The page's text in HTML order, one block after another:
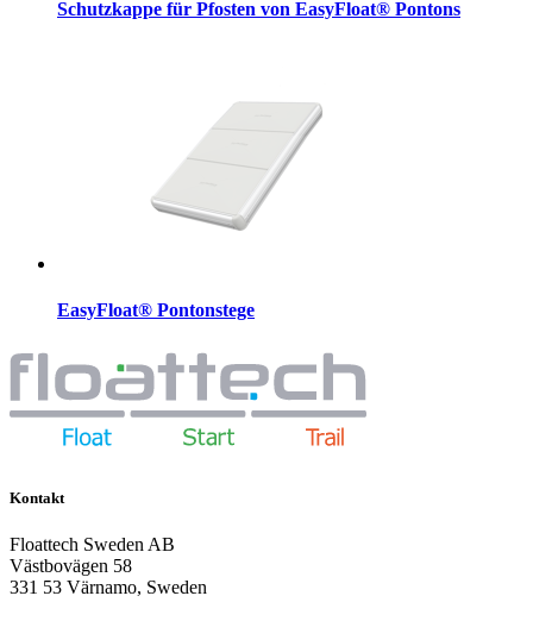
Schutzkappe für Pfosten von EasyFloat® Pontons
EasyFloat® Pontonstege
Kontakt
Floattech Sweden AB
Västbovägen 58
331 53 Värnamo, Sweden